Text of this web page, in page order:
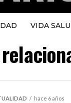
VIDA
hace 6 años